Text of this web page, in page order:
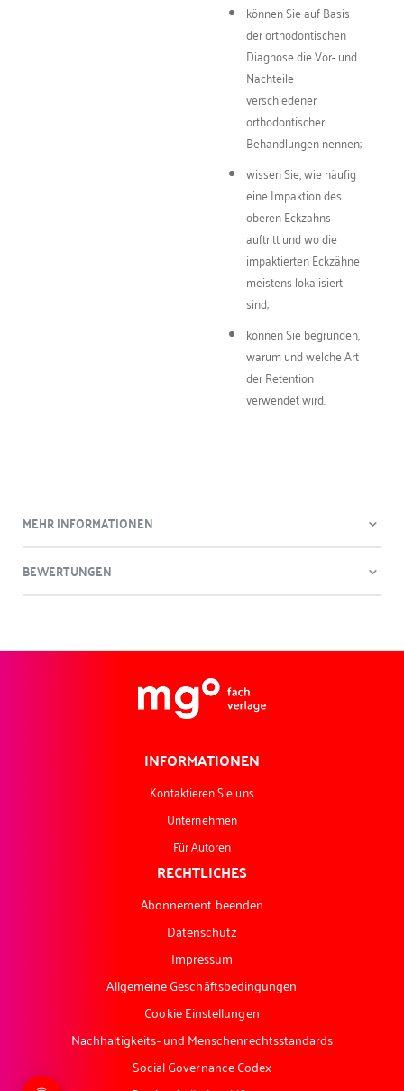
können Sie auf Basis
der orthodontischen
Diagnose die Vor- und
Nachteile
verschiedener
orthodontischer
Behandlungen nennen;
wissen Sie, wie häufig
eine Impaktion des
oberen Eckzahns
auftritt und wo die
impaktierten Eckzähne
meistens lokalisiert
sind;
können Sie begründen,
warum und welche Art
der Retention
verwendet wird.
MEHR INFORMATIONEN
BEWERTUNGEN
INFORMATIONEN
Kontaktieren Sie uns
Unternehmen
Für Autoren
RECHTLICHES
Abonnement beenden
Datenschutz
Impressum
Allgemeine Geschäftsbedingungen
Cookie Einstellungen
Nachhaltigkeits- und Menschenrechtsstandards
Social Governance Codex